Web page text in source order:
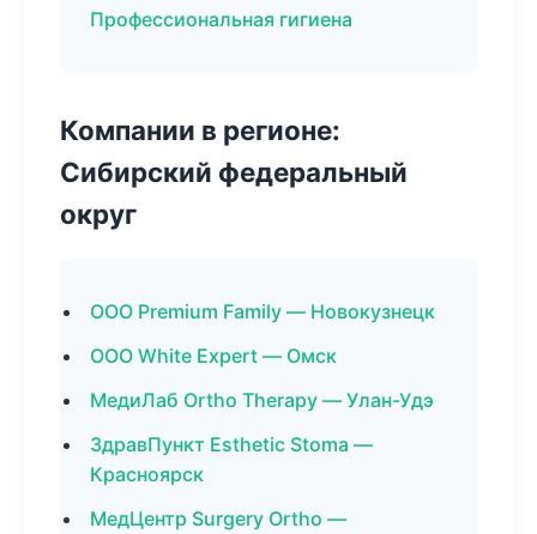
Профессиональная гигиена
Компании в регионе:
Сибирский федеральный
округ
ООО Premium Family — Новокузнецк
ООО White Expert — Омск
МедиЛаб Ortho Therapy — Улан-Удэ
ЗдравПункт Esthetic Stoma —
Красноярск
МедЦентр Surgery Ortho —